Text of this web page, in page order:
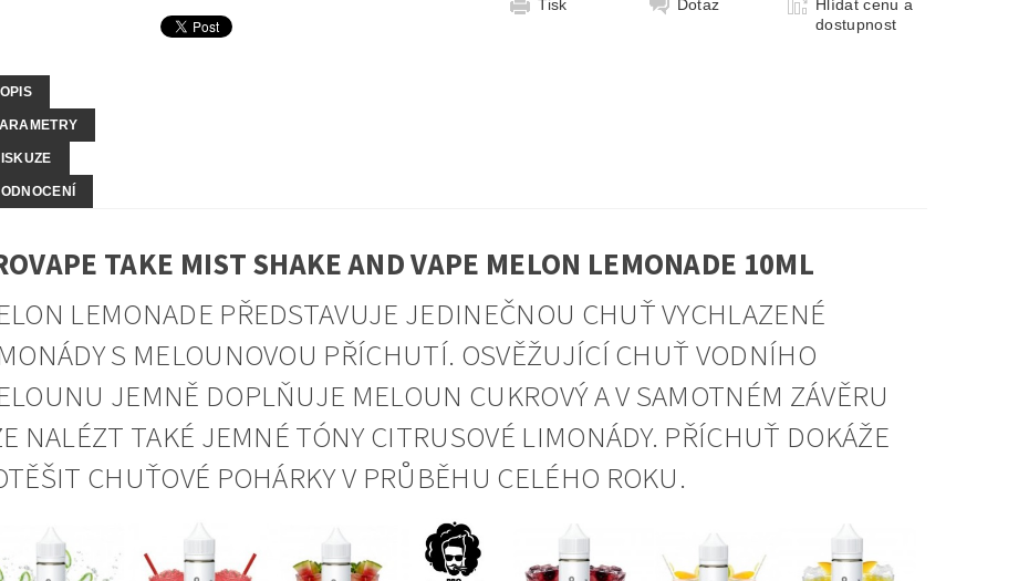
Tisk
Dotaz
Hlídat cenu a
dostupnost
TAKE MIST SHAKE AND VAPE MELON LEMONADE 10ML
LEMONADE PŘEDSTAVUJE JEDINEČNOU CHUŤ VYCHLAZENÉ
S MELOUNOVOU PŘÍCHUTÍ. OSVĚŽUJÍCÍ CHUŤ VODNÍHO
JEMNĚ DOPLŇUJE MELOUN CUKROVÝ A V SAMOTNÉM ZÁVĚRU
NALÉZT TAKÉ JEMNÉ TÓNY CITRUSOVÉ LIMONÁDY. PŘÍCHUŤ DOKÁŽE
CHUŤOVÉ POHÁRKY V PRŮBĚHU CELÉHO ROKU.